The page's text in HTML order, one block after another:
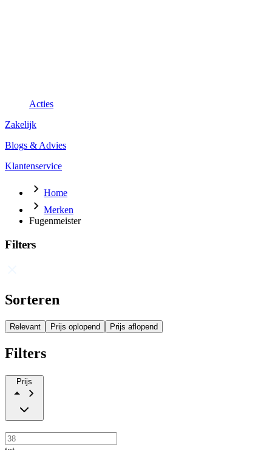
Acties
Zakelijk
Blogs & Advies
Klantenservice
Home
Merken
Fugenmeister
Filters
Sorteren
Relevant Prijs oplopend Prijs aflopend
Filters
Prijs